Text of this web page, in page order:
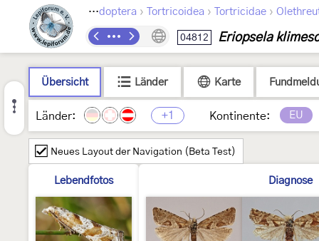
Lepidoptera › Tortricoidea › Tortricidae ›
04812 Eriopsela
Übersicht Länder Karte
Länder: +1 Kontinente: EU
Neues Layout der Navigation (Beta Test)
Lebendfotos Diagnose